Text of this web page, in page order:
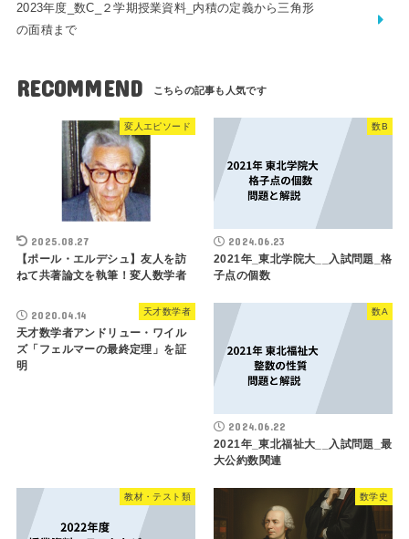
2023年度_数C_２学期授業資料_内積の定義から三角形
の面積まで
RECOMMEND
変人エピソード
2025.08.27
【ポール・エルデシュ】友人を訪
ねて共著論文を執筆！変人数学者
数B
2024.06.23
2021年_東北学院大__入試問題_格
子点の個数
天才数学者
2020.04.14
天才数学者アンドリュー・ワイル
ズ「フェルマーの最終定理」を証
明
数A
2024.06.22
2021年_東北福祉大__入試問題_最
大公約数関連
教材・テスト類 数学史